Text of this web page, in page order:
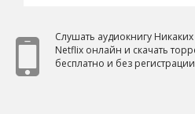
Слушать аудиокнигу
Netflix онлайн и скачать
бесплатно и без